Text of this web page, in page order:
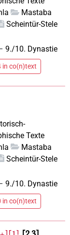
Mastaba
Scheintür-Stele
9./10. Dynastie
in co(n)text
Texte
Mastaba
Scheintür-Stele
9./10. Dynastie
in co(n)text